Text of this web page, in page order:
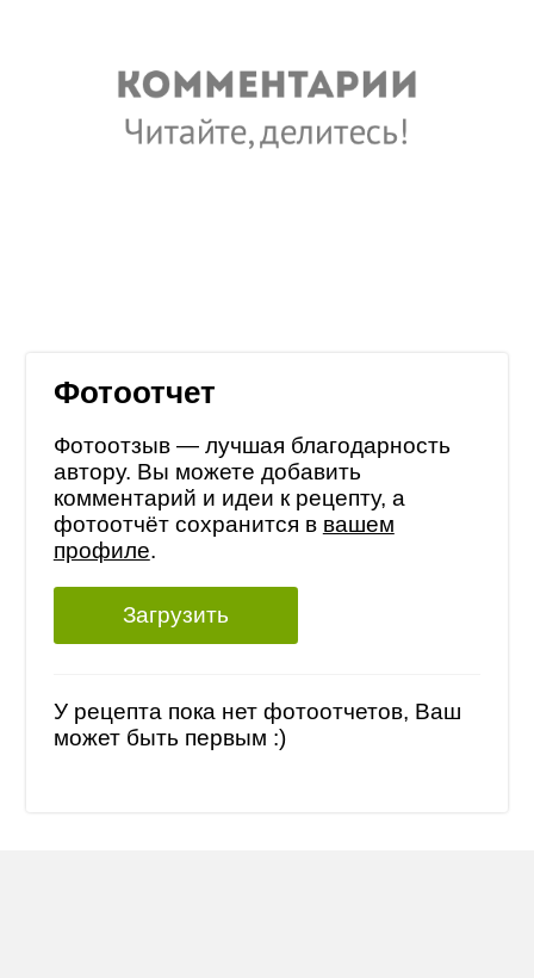
Фотоотчет
Фотоотзыв — лучшая благодарность
автору. Вы можете добавить
комментарий и идеи к рецепту, а
фотоотчёт сохранится в вашем
профиле.
Загрузить
У рецепта пока нет фотоотчетов, Ваш
может быть первым :)